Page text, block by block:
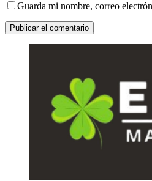
Guarda mi nombre, correo